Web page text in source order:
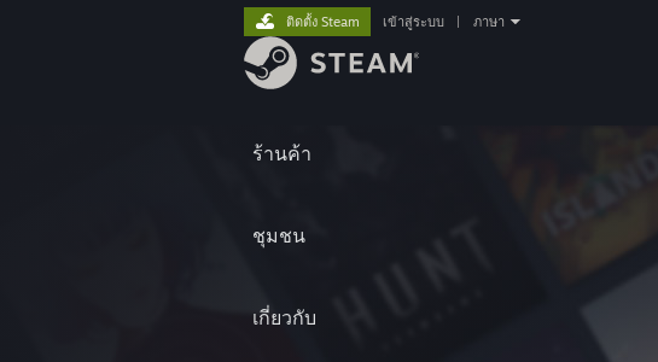
ร้านค้า
ชุมชน
เกี่ยวกับ
ติดตั้ง Steam เข้าสู่ระบบ ภาษา